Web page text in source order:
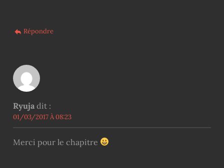
Répondre
Ryuja dit :
01/03/2017 À 08:23
Merci pour le chapitre